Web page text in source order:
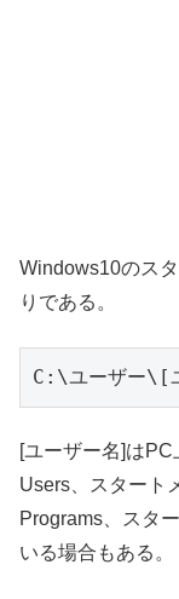
Windows10のス
りである。
C:\ユーザー\[
[ユーザー名]は
Users、スタート
Programs、スタ
いる場合もある。